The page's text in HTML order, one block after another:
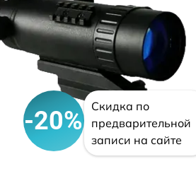
-20%
Скидка по
предварительной
записи на сайте